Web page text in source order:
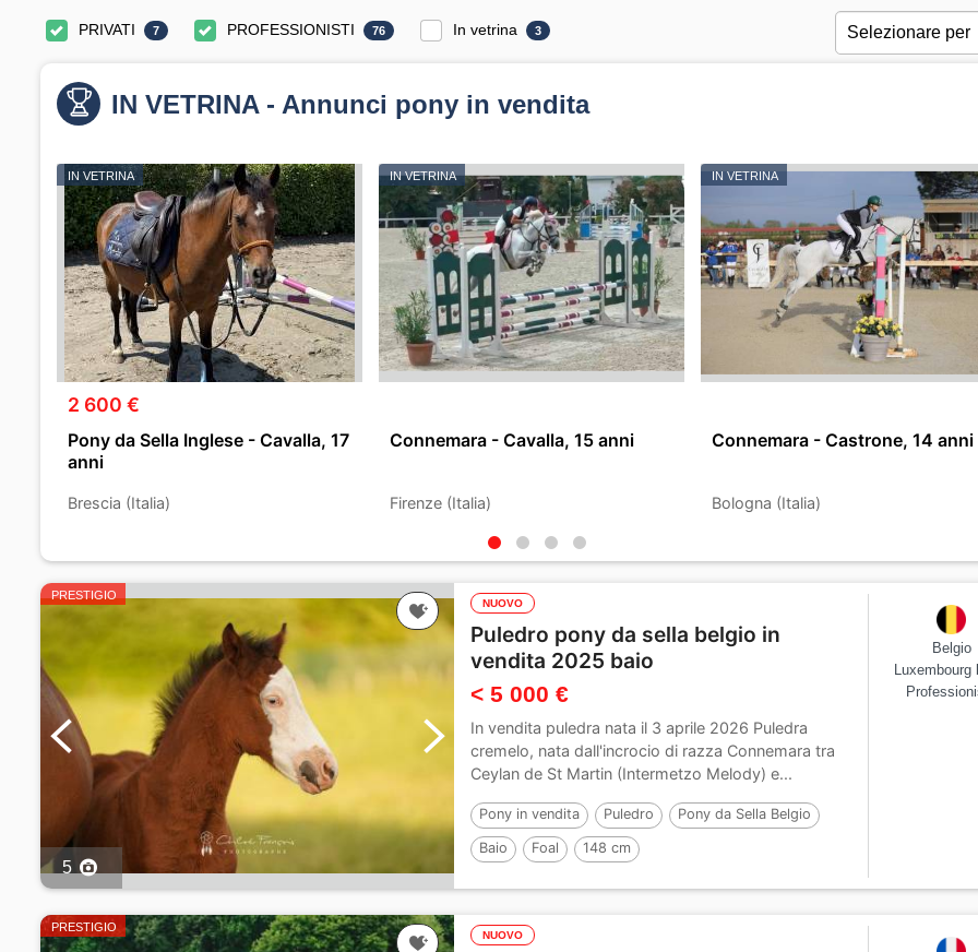
PRIVATI 7 PROFESSIONISTI 76 In vetrina 3
IN VETRINA - Annunci pony in vendita
IN VETRINA
2 600 €
Pony da Sella Inglese - Cavalla, 17
anni
Brescia (Italia)
IN VETRINA
Connemara - Cavalla, 15 anni
Firenze (Italia)
IN VETRINA
Connemara - Castrone, 14 anni
Bologna (Italia)
PRESTIGIO
5
NUOVO
Puledro pony da sella belgio in
vendita 2025 baio
< 5 000 €
In vendita puledra nata il 3 aprile 2026 Puledra
cremelo, nata dall'incrocio di razza Connemara tra
Ceylan de St Martin (Intermetzo Melody) e...
Pony in vendita Puledro Pony da Sella Belgio
Baio Foal 148 cm
Belgio
Luxembourg
PRESTIGIO
NUOVO